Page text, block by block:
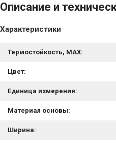
Описание и
Характеристики
Термостойкость, MAX:
Цвет:
Единица измерения:
Материал основы:
Ширина: